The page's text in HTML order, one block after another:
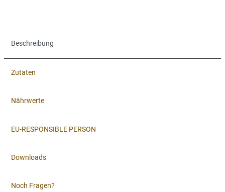
Beschreibung
Zutaten
Nährwerte
EU-RESPONSIBLE PERSON
Downloads
Noch Fragen?